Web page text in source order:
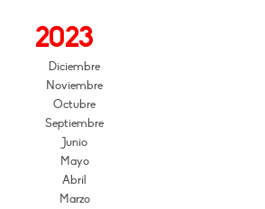
2023
Diciembre
Noviembre
Octubre
Septiembre
Junio
Mayo
Abril
Marzo